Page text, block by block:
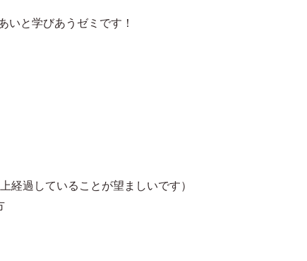
いと学びあうゼミです！
経過していることが望ましいです）